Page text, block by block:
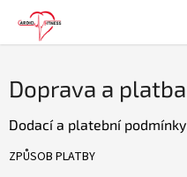
obsah
Doprava a platba
Dodací a platební podmínky
ZPŮSOB PLATBY